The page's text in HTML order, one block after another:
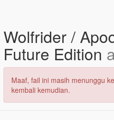
Wolfrider /
Future Edition
Maaf, fail ini masih menunggu
kembali kemudian.